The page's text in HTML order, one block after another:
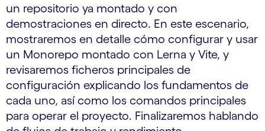
un repositorio ya montado y con
demostraciones en directo. En este escenario,
mostraremos en detalle cómo configurar y usar
un Monorepo montado con Lerna y Vite, y
revisaremos ficheros principales de
configuración explicando los fundamentos de
cada uno, así como los comandos principales
para operar el proyecto. Finalizaremos hablando